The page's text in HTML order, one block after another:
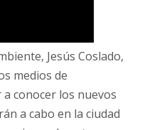
Jesús Coslado,
medios de
conocer los nuevos
a cabo en la ciudad